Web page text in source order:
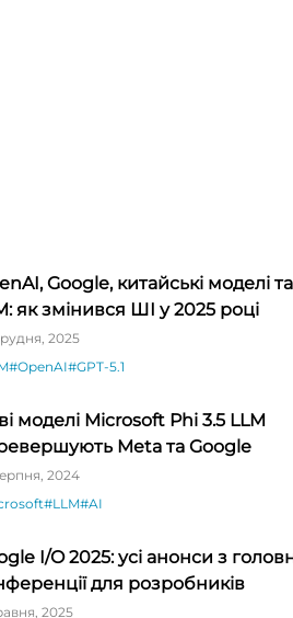
Google, китайські моделі
як змінився ШІ у 2025 році
2025
#OpenAI#GPT-5.1
моделі Microsoft Phi 3.5 LLM
Meta та Google
2024
#LLM#AI
I/O 2025: усі анонси з
для розробників
2025